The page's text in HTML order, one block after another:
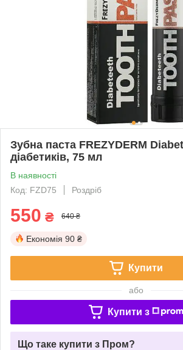
Зубна паста FREZYDERM
діабетиків, 75 мл
В наявності
Код: FZD75
Роздріб
550 ₴ 640 ₴
Економія 90 ₴
Купити
або
Купити з
Що таке купити з Пром?